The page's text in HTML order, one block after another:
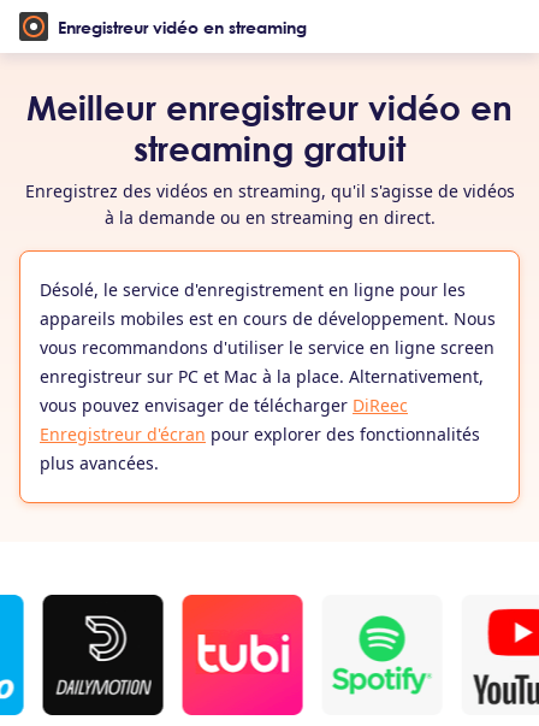
Enregistreur vidéo en streaming
Meilleur enregistreur vidéo en
streaming gratuit
Enregistrez des vidéos en streaming, qu'il s'agisse de vidéos
à la demande ou en streaming en direct.
Désolé, le service d'enregistrement en ligne pour les
appareils mobiles est en cours de développement. Nous
vous recommandons d'utiliser le service en ligne screen
enregistreur sur PC et Mac à la place. Alternativement,
vous pouvez envisager de télécharger DiReec
Enregistreur d'écran pour explorer des fonctionnalités
plus avancées.